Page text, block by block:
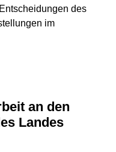
des
im
Landes